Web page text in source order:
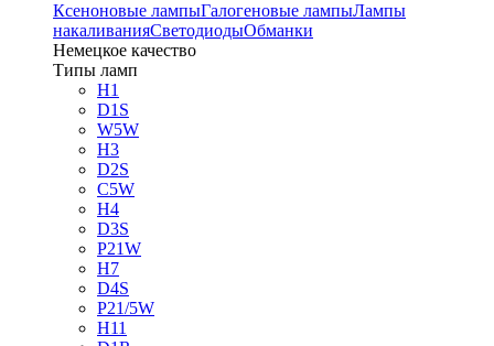
Ксеноновые лампыГалогеновые лампыЛампы
накаливанияСветодиодыОбманки
Немецкое качество
Типы ламп
H1
D1S
W5W
H3
D2S
C5W
H4
D3S
P21W
H7
D4S
P21/5W
H11